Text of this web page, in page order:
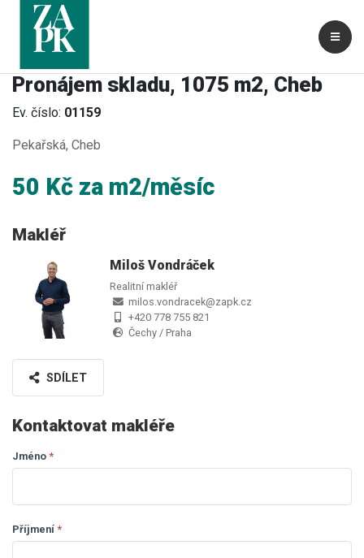
Pronájem skladu, 1075 m2, Cheb
Ev. číslo: 01159
Pekařská, Cheb
50 Kč za m2/měsíc
Makléř
Miloš Vondráček
Realitní makléř
milos.vondracek@zapk.cz
+420 778 755 821
Čechy / Praha
SDÍLET
Kontaktovat makléře
Dotaz
Jméno *
Příjmení *
If you
are
leave
field